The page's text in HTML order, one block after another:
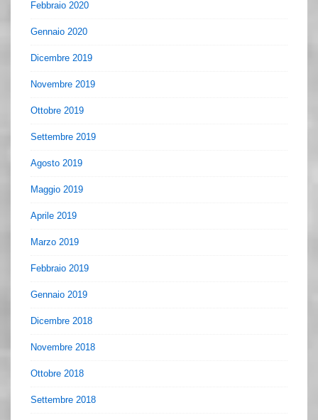
Febbraio 2020
Gennaio 2020
Dicembre 2019
Novembre 2019
Ottobre 2019
Settembre 2019
Agosto 2019
Maggio 2019
Aprile 2019
Marzo 2019
Febbraio 2019
Gennaio 2019
Dicembre 2018
Novembre 2018
Ottobre 2018
Settembre 2018